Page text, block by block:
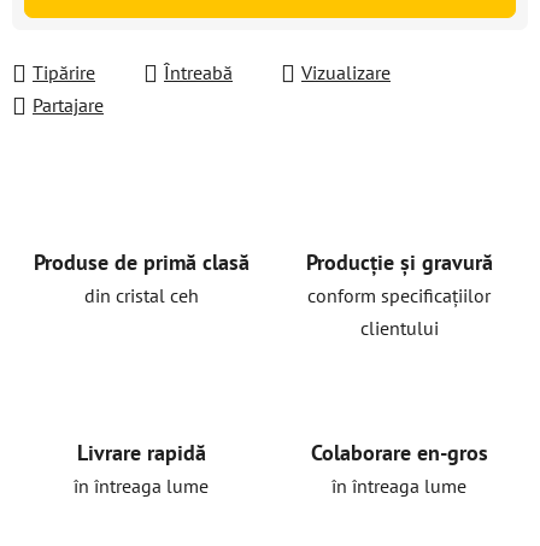
Tipărire Întreabă
Vizualizare
Partajare
Produse de primă clasă
din cristal ceh
Producție și gravură
conform specificațiilor
clientului
Livrare rapidă
în întreaga lume
Colaborare en-gros
în întreaga lume